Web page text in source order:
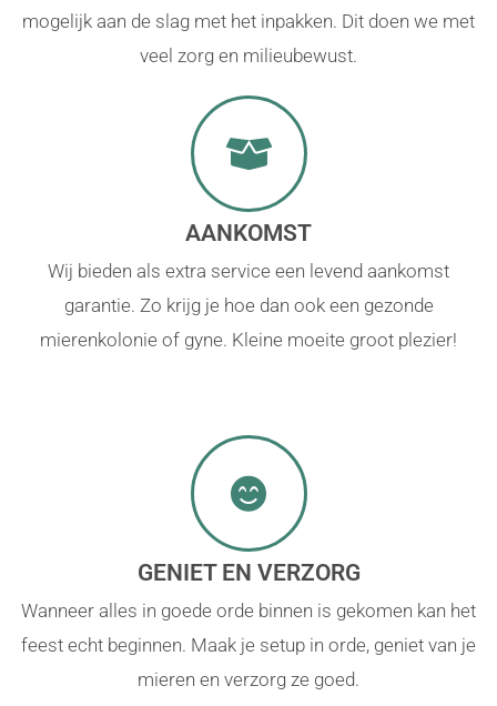
mogelijk aan de slag met het inpakken. Dit doen we met
veel zorg en milieubewust.
AANKOMST
Wij bieden als extra service een levend aankomst
garantie. Zo krijg je hoe dan ook een gezonde
mierenkolonie of gyne. Kleine moeite groot plezier!
GENIET EN VERZORG
Wanneer alles in goede orde binnen is gekomen kan het
feest echt beginnen. Maak je setup in orde, geniet van je
mieren en verzorg ze goed.